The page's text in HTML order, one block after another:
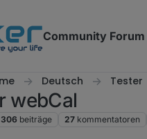
Community Forum
Deutsch Tester
webCal
306 beiträge 27 kommentatoren